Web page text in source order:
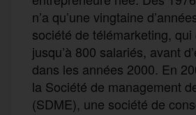
n’a qu’une vingtaine
société de télémarketing, qui
jusqu’à 800 salariés, avant
dans les années 2000. En
la Société de management
(SDME), une société de